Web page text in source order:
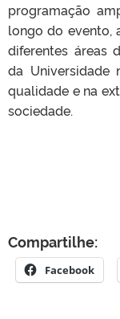
programação
longo do evento,
diferentes áreas
da Universidade
qualidade e na
sociedade.
Compartilhe:
Facebook